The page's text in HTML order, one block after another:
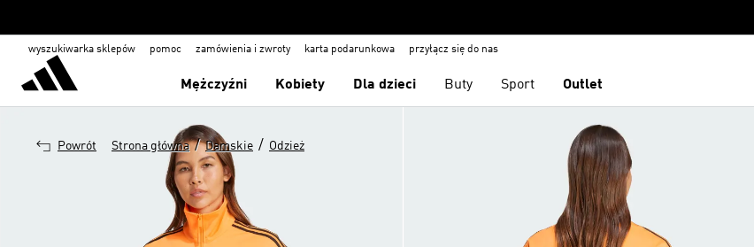
wyszukiwarka sklepów pomoc zamówienia i zwroty karta podarunkowa przyłącz się do nas
Mężczyźni Kobiety Dla dzieci Buty Sport Outlet
Powrót Strona główna / Damskie / Odzież